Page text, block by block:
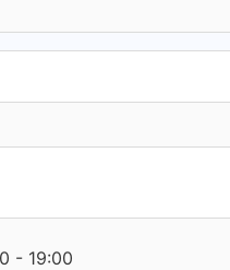
- 19:00